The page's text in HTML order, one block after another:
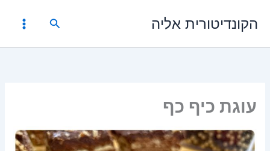
לתוכןהקונדיטורית אליה חיפוש
עוגת כיף כף